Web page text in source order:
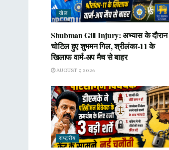
खेल
Shubman Gill Injury: अभ्यास के दौरान
चोटिल हुए शुभमन गिल, श्रीलंका-11 के
खिलाफ वार्म-अप मैच से बाहर
AUGUST 7, 2026
राष्ट्रीय